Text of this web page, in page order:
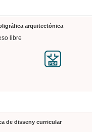
arquitectónica
libre
de disseny curricular